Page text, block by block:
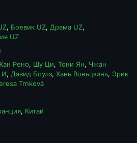
, Боевик UZ, Драма UZ,
UZ
Рено, Шу Ци, Тони Ян, Чжан
И, Дэвид Боулз, Хань Воньцзинь, Эрик
Trnková
, Китай